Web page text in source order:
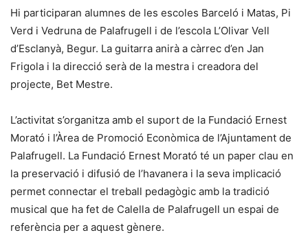
Hi participaran alumnes de les escoles Barceló i Matas, Pi
Verd i Vedruna de Palafrugell i de l’escola L’Olivar Vell
d’Esclanyà, Begur. La guitarra anirà a càrrec d’en Jan
Frigola i la direcció serà de la mestra i creadora del
projecte, Bet Mestre.
L’activitat s’organitza amb el suport de la Fundació Ernest
Morató i l’Àrea de Promoció Econòmica de l’Ajuntament de
Palafrugell. La Fundació Ernest Morató té un paper clau en
la preservació i difusió de l’havanera i la seva implicació
permet connectar el treball pedagògic amb la tradició
musical que ha fet de Calella de Palafrugell un espai de
referència per a aquest gènere.